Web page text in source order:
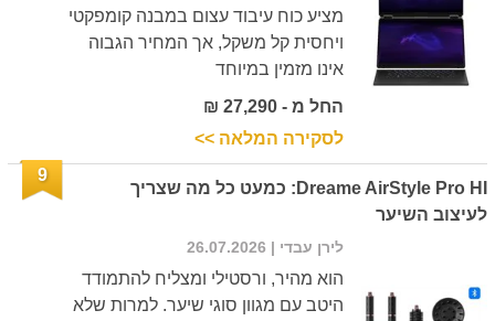
מציע כוח עיבוד עצום במבנה קומפקטי
ויחסית קל משקל, אך המחיר הגבוה
אינו מזמין במיוחד
החל מ - 27,290 ₪
לסקירה המלאה >>
Dreame AirStyle Pro HI: כמעט כל מה שצריך
לעיצוב השיער
9
לירן עבדי | 26.07.2026
הוא מהיר, ורסטילי ומצליח להתמודד
היטב עם מגוון סוגי שיער. למרות שלא